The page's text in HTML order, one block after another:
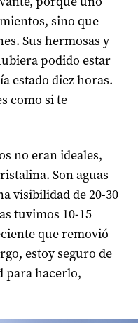
sino que
Sus hermosas y
podido estar
estado diez horas.
como si te
no eran ideales,
Son aguas
visibilidad de 20-30
tuvimos 10-15
que removió
estoy seguro de
para hacerlo,